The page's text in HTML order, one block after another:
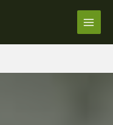
Main
en La